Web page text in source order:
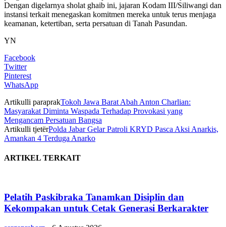
Dengan digelarnya sholat ghaib ini, jajaran Kodam III/Siliwangi dan
instansi terkait menegaskan komitmen mereka untuk terus menjaga
keamanan, ketertiban, serta persatuan di Tanah Pasundan.
YN
Facebook
Twitter
Pinterest
WhatsApp
Artikulli paraprakTokoh Jawa Barat Abah Anton Charlian:
Masyarakat Diminta Waspada Terhadap Provokasi yang
Mengancam Persatuan Bangsa
Artikulli tjetërPolda Jabar Gelar Patroli KRYD Pasca Aksi Anarkis,
Amankan 4 Terduga Anarko
ARTIKEL TERKAIT
Pelatih Paskibraka Tanamkan Disiplin dan
Kekompakan untuk Cetak Generasi Berkarakter